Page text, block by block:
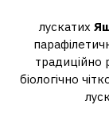
лускатих
традиційно
біологічно